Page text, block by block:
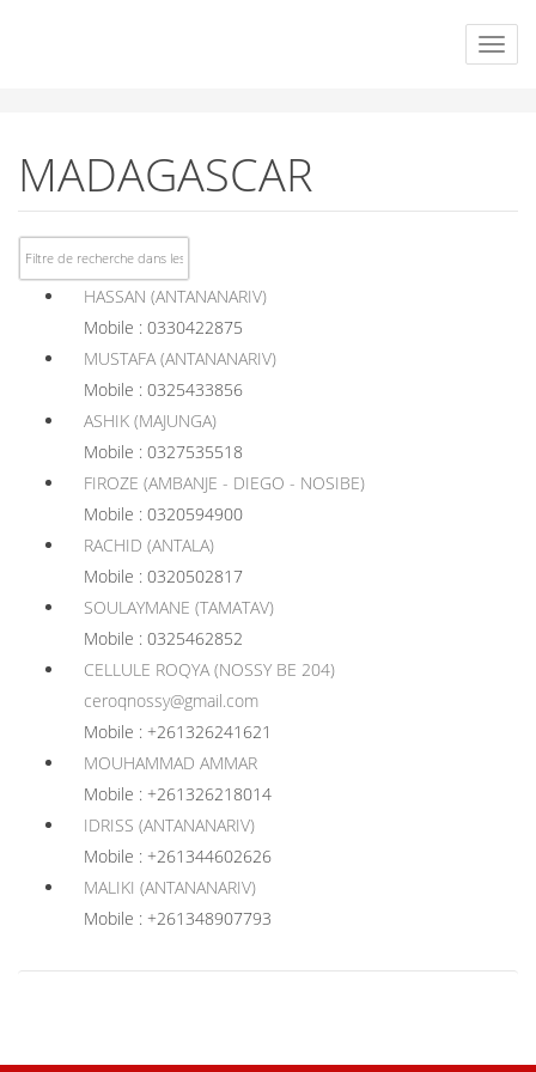
MADAGASCAR
HASSAN (ANTANANARIV)
Mobile : 0330422875
MUSTAFA (ANTANANARIV)
Mobile : 0325433856
ASHIK (MAJUNGA)
Mobile : 0327535518
FIROZE (AMBANJE - DIEGO - NOSIBE)
Mobile : 0320594900
RACHID (ANTALA)
Mobile : 0320502817
SOULAYMANE (TAMATAV)
Mobile : 0325462852
CELLULE ROQYA (NOSSY BE 204)
ceroqnossy@gmail.com
Mobile : +261326241621
MOUHAMMAD AMMAR
Mobile : +261326218014
IDRISS (ANTANANARIV)
Mobile : +261344602626
MALIKI (ANTANANARIV)
Mobile : +261348907793